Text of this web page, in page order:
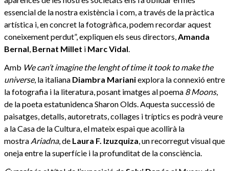
essencial de la nostra existència i com, a través de la pràctica
artística i, en concret la fotogràfica, podem recordar aquest
coneixement perdut”, expliquen els seus directors, Amanda
Bernal Bernat Millet i Marc Vidal
Amb We can’t imagine the lenght of time it took to make the
universe, la italiana Diambra Marianiexplora la connexió entre
la fotografia i la literatura, posant imatges al poema 8 Moons,
de la poeta estatunidenca Sharon Olds. Aquesta successió de
paisatges, detalls, autoretrats, collages i tríptics es podrà veure
a la Casa de la Cultura, el mateix espai que acollirà la
mostra Ariadna, de Laura F. Izuzquiza , un recorregut visual que
oneja entre la superfície i la profunditat de la consciència.